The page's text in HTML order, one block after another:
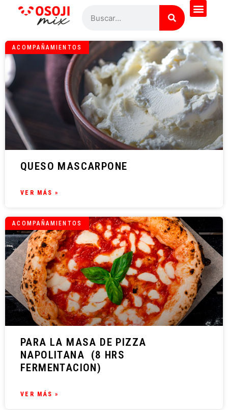
ACOMPAÑAMIENTOS
QUESO MASCARPONE
VER MÁS »
ACOMPAÑAMIENTOS
PARA LA MASA DE PIZZA
NAPOLITANA (8 HRS
FERMENTACION)
VER MÁS »